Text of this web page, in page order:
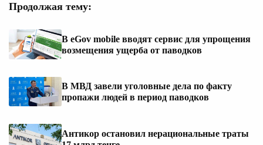
Продолжая тему:
В eGov mobile вводят сервис для упрощения
возмещения ущерба от паводков
В МВД завели уголовные дела по факту
пропажи людей в период паводков
Антикор остановил нерациональные траты